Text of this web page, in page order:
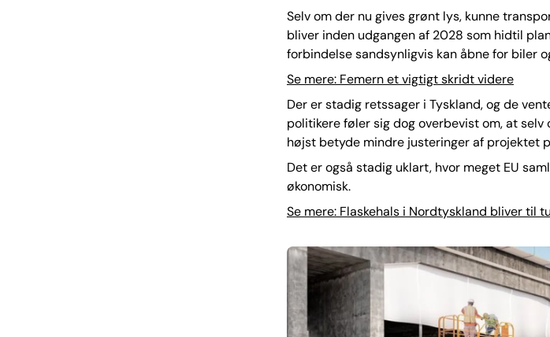
Selv om der nu gives grønt lys, kunne
bliver inden udgangen af 2028 som hidtil
forbindelse sandsynligvis kan åbne for biler
Se mere: Femern et vigtigt skridt videre
Der er stadig retssager i Tyskland, og de
politikere føler sig dog overbevist om, at
højst betyde mindre justeringer af projektet
Det er også stadig uklart, hvor meget EU
økonomisk.
Se mere: Flaskehals i Nordtyskland bliver til